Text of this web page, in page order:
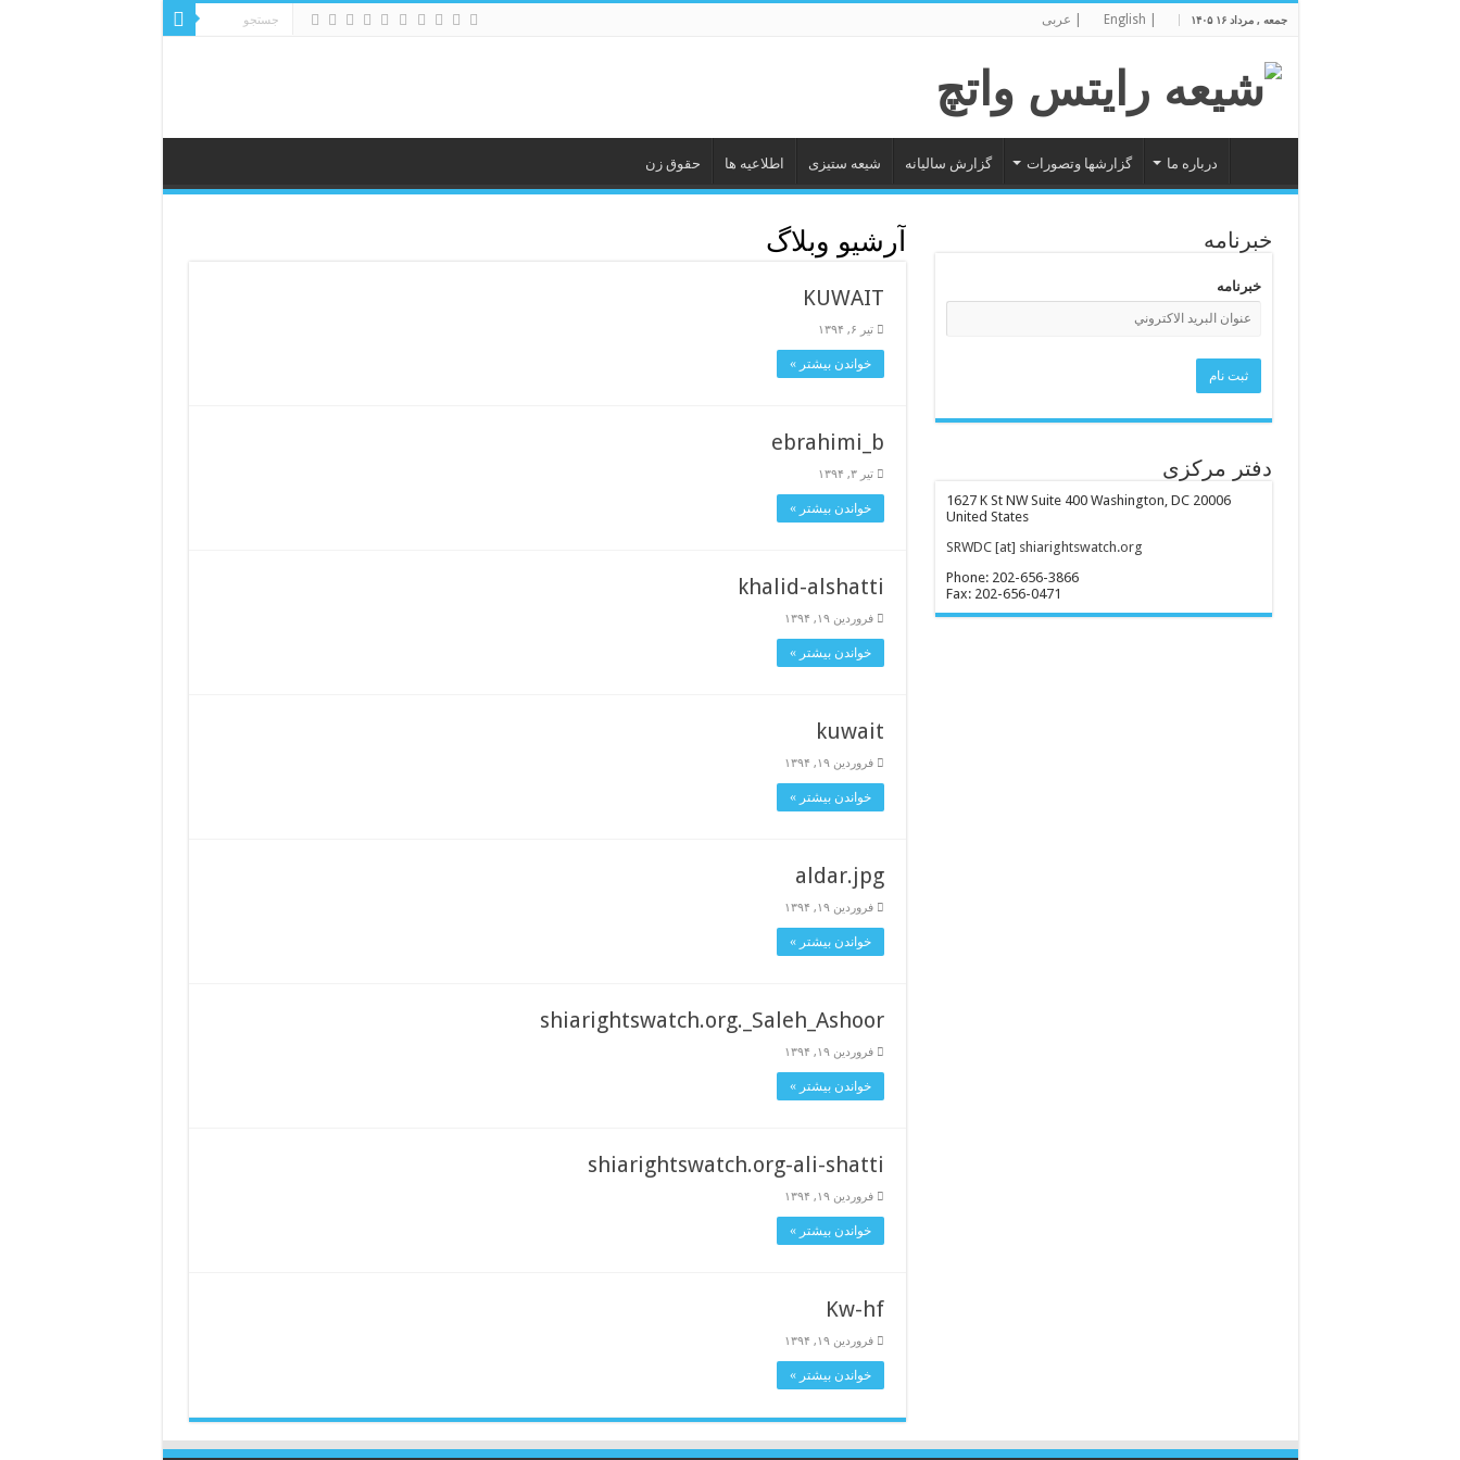
جمعه , مرداد ۱۶ ۱۴۰۵ | عربی
درباره ما گزارشها وتصورات گزارش سالیانه شیعه ستیزى اطلاعیه ها حقوق زن
آرشیو وبلاگ
KUWAIT
تیر ۶, ۱۳۹۴
خواندن بیشتر »
ebrahimi_b
تیر ۳, ۱۳۹۴
خواندن بیشتر »
khalid-alshatti
فروردین ۱۹, ۱۳۹۴
خواندن بیشتر »
kuwait
فروردین ۱۹, ۱۳۹۴
خواندن بیشتر »
aldar.jpg
فروردین ۱۹, ۱۳۹۴
خواندن بیشتر »
shiarightswatch.org._Saleh_Ashoor
فروردین ۱۹, ۱۳۹۴
خواندن بیشتر »
shiarightswatch.org-ali-shatti
فروردین ۱۹, ۱۳۹۴
خواندن بیشتر »
Kw-hf
فروردین ۱۹, ۱۳۹۴
خواندن بیشتر »
خبرنامه
خبرنامه
دفتر مرکزی
1627 K St NW Suite 400 Washington, DC 20006
United States
SRWDC [at] shiarightswatch.org
Phone: 202-656-3866
Fax: 202-656-0471